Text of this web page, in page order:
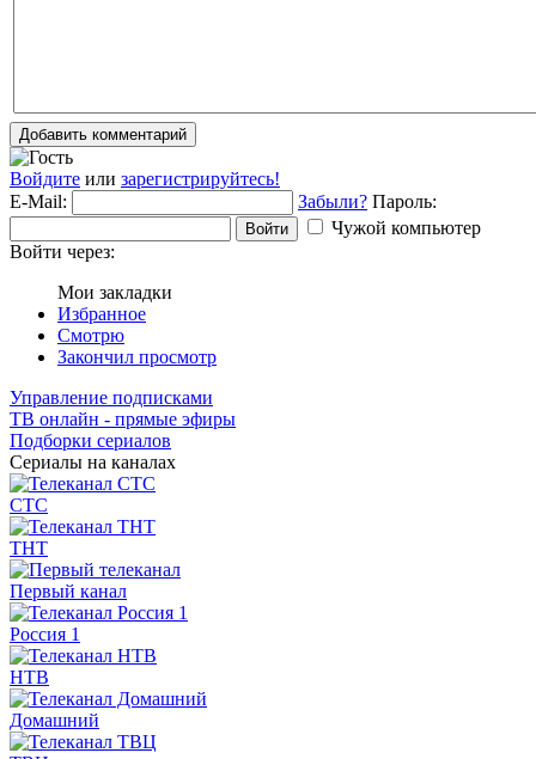
Добавить комментарий
Войдите или зарегистрируйтесь!
E-Mail:
Забыли? Пароль:
Войти
Чужой компьютер
Войти через:
Мои закладки
Избранное
Смотрю
Закончил просмотр
Управление подписками
ТВ онлайн - прямые эфиры
Подборки сериалов
Сериалы на каналах
СТС
ТНТ
Первый канал
Россия 1
НТВ
Домашний